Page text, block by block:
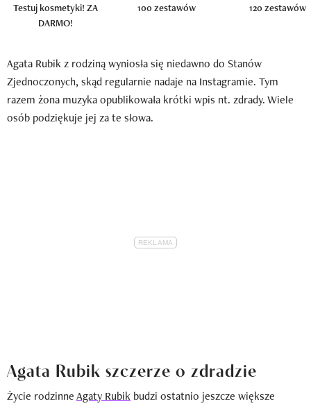
Testuj kosmetyki! ZA
DARMO!
100 zestawów 120 zestawów
Agata Rubik z rodziną wyniosła się niedawno do Stanów
Zjednoczonych, skąd regularnie nadaje na Instagramie. Tym
razem żona muzyka opublikowała krótki wpis nt. zdrady. Wiele
osób podziękuje jej za te słowa.
Agata Rubik szczerze o zdradzie
Życie rodzinneAgaty Rubik budzi ostatnio jeszcze większe